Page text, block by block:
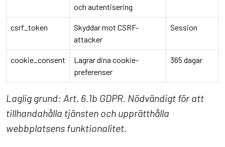
och autentisering
csrf_token
Skyddar mot CSRF-
attacker
Session
cookie_consent
Lagrar dina cookie-
preferenser
365 dagar
Laglig grund: Art. 6.1b GDPR. Nödvändigt för att
tillhandahålla tjänsten och upprätthålla
webbplatsens funktionalitet.